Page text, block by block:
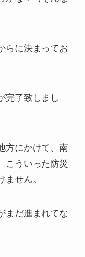
らに決まってお
完了致しまし
方にかけて、南
こういった防災
せん。
まだ進まれてな